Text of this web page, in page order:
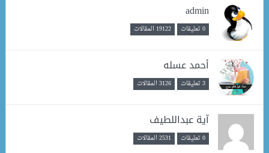
admin
0 تعليقات 19122 المقالات
أحمد عسله
3 تعليقات 3126 المقالات
آية عبداللطيف
0 تعليقات 2531 المقالات